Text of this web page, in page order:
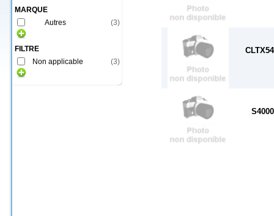
MARQUE
Autres
(3)
FILTRE
Non applicable
(3)